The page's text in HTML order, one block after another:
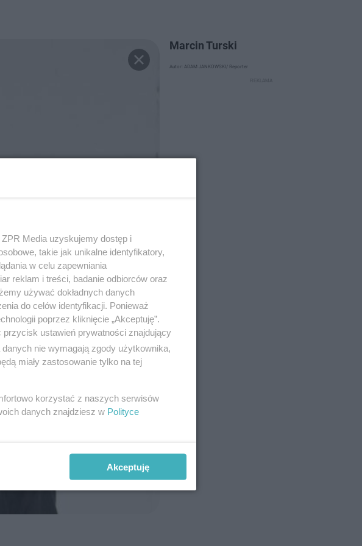
Marcin Turski
Autor: ADAM JANKOWSKI/ Reporter
Media uzyskujemy dostęp i
takie jak unikalne identyfikatory,
w celu zapewniania
reklam i treści, badanie odbiorców oraz
używać dokładnych danych
do celów identyfikacji. Ponieważ
poprzez kliknięcie „Akceptuję”.
ustawień prywatności znajdujący
nie wymagają zgody użytkownika,
miały zastosowanie tylko na tej
korzystać z naszych serwisów
danych znajdziesz w Polityce
Akceptuję